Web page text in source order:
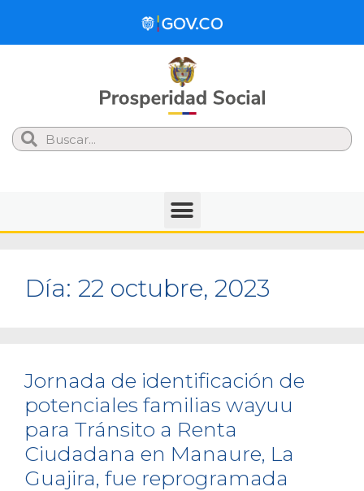
Search
Día: 22 octubre, 2023
Jornada de identificación de
potenciales familias wayuu
para Tránsito a Renta
Ciudadana en Manaure, La
Guajira, fue reprogramada